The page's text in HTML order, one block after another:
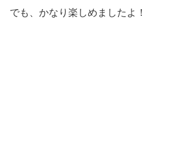
でも、かなり楽しめましたよ！